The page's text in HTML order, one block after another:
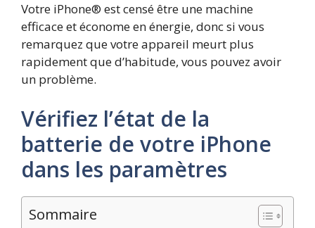
Votre iPhone® est censé être une machine
efficace et économe en énergie, donc si vous
remarquez que votre appareil meurt plus
rapidement que d’habitude, vous pouvez avoir
un problème.
Vérifiez l’état de la
batterie de votre iPhone
dans les paramètres
Sommaire